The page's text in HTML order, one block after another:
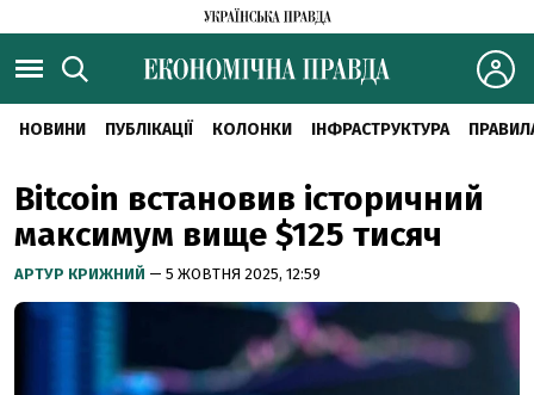
НОВИНИ ПУБЛІКАЦІЇ КОЛОНКИ ІНФРАСТРУКТУРА
Bitcoin встановив історичний
максимум вище $125 тисяч
АРТУР КРИЖНИЙ — 5 ЖОВТНЯ 2025, 12:59